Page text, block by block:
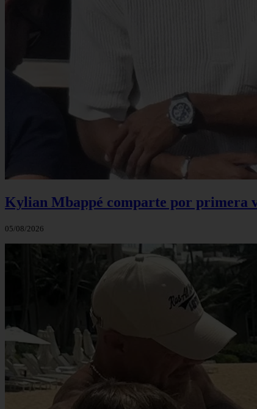
Kylian Mbappé comparte por primera
05/08/2026